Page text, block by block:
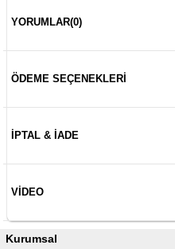
YORUMLAR(0)
ÖDEME SEÇENEKLERI
İPTAL & İADE
VIDEO
Kurumsal